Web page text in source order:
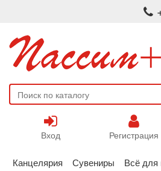
Вход Регистрация
Канцелярия Сувениры Всё для